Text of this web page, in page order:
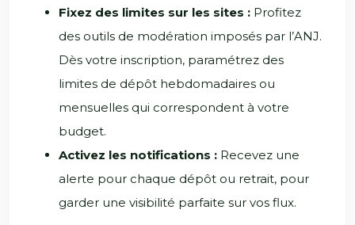
Fixez des limites sur les sites : Profitez
des outils de modération imposés par l’ANJ.
Dès votre inscription, paramétrez des
limites de dépôt hebdomadaires ou
mensuelles qui correspondent à votre
budget.
Activez les notifications : Recevez une
alerte pour chaque dépôt ou retrait, pour
garder une visibilité parfaite sur vos flux.